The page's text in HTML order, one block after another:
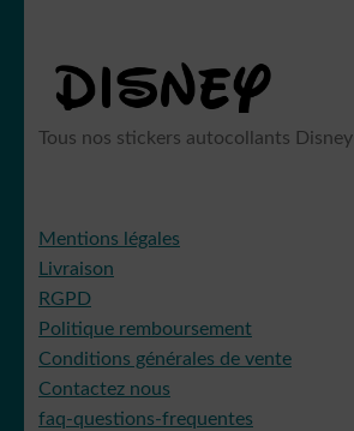
Tous nos stickers autocollants Disney
Mentions légales
Livraison
RGPD
Politique remboursement
Conditions générales de vente
Contactez nous
faq-questions-frequentes